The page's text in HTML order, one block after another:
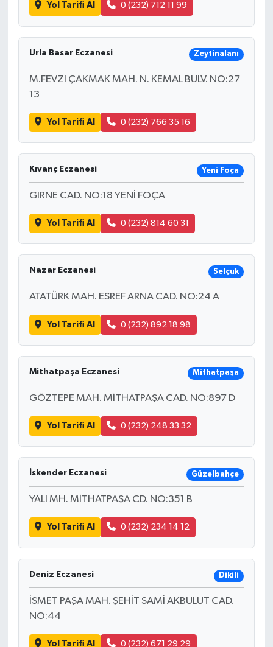
Yol Tarifi Al 0 (232) 712 11 99
Urla Basar Eczanesi Zeytinalanı
M.FEVZI ÇAKMAK MAH. N. KEMAL BULV. NO:27
13
Yol Tarifi Al 0 (232) 766 35 16
Kıvanç Eczanesi Yeni Foça
GIRNE CAD. NO:18 YENİ FOÇA
Yol Tarifi Al 0 (232) 814 60 31
Nazar Eczanesi Selçuk
ATATÜRK MAH. ESREF ARNA CAD. NO:24 A
Yol Tarifi Al 0 (232) 892 18 98
Mithatpaşa Eczanesi Mithatpaşa
GÖZTEPE MAH. MİTHATPAŞA CAD. NO:897 D
Yol Tarifi Al 0 (232) 248 33 32
İskender Eczanesi Güzelbahçe
YALI MH. MİTHATPAŞA CD. NO:351 B
Yol Tarifi Al 0 (232) 234 14 12
Deniz Eczanesi Dikili
İSMET PAŞA MAH. ŞEHİT SAMİ AKBULUT CAD.
NO:44
Yol Tarifi Al 0 (232) 671 29 29